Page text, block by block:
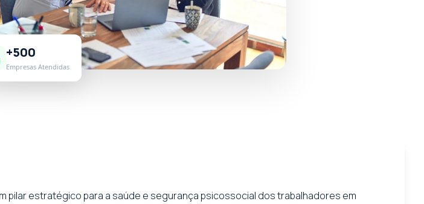
+500
Empresas Atendidas
pilar estratégico para a saúde e segurança psicossocial dos trabalhadores em